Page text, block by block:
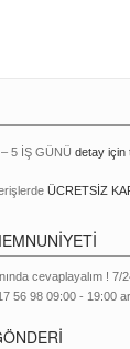
5 İŞ GÜNÜ detay için
ÜCRETSİZ
cevaplayalım ! 7/
56 98 09:00 - 19:00